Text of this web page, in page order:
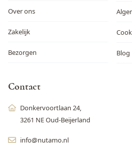
Over ons
Zakelijk
Bezorgen Blog
Contact
Donkervoortlaan 24,
3261 NE Oud-Beijerland
info@nutamo.nl